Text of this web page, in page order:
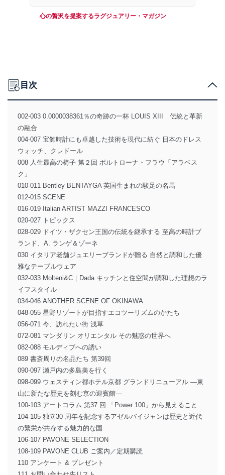
心の贅沢を提案するラグジュアリー・マガジン
目次
002-003 0.0000038361％の奇跡の一杯 LOUIS XIII 伝統と革新
の融合
004-007 宝飾時計にも卓越した技術を現代に紡ぐ 日本のドレス
ウォッチ、クレドール
008 人生最高の椅子 第２回 ポルトローナ・フラウ「アラベス
ク」
010-011 Bentley BENTAYGA 英国生まれの駿足の名馬
012-015 SCENE
016-019 Italian ARTIST MAZZI FRANCESCO
020-027 トピックス
028-029 ドイツ・ザクセン王国の伝統を継承する 至高の時計ブ
ランド、A. ランゲ＆ゾーネ
030 イタリア老舗ジュエリーブランドが贈る 自然と調和した優
雅なテーブルウェア
032-033 Molteni&C｜Dada キッチンと住空間が調和した理想のラ
イフスタイル
034-046 ANOTHER SCENE OF OKINAWA
048-055 星野リゾートが目指すエコツーリズムのかたち
056-071 今、訪れたい街 浅草
072-081 マンダリン オリエンタル その魅惑の世界へ
082-088 モルディブへの誘い
089 書斎周りの名品たち 第39回
090-097 瀬戸内の多島美を行く
098-099 ウェスティン都ホテル京都 グランドリニューアル ―東
山に新たな歴史を刻む京の迎賓館―
100-103 アートコラム 第37 回 「Power 100」から見えること
104-105 独立30 周年を記念するアゼルバイジャンは歴史と近代
の繁栄が共存する魅力的な国
106-107 PAVONE SELECTION
108-109 PAVONE CLUB ご案内／定期購読
110 アンケート & プレゼント